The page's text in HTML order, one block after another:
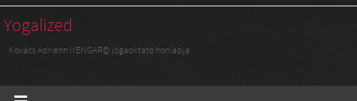
Yogalized
Kovács Adrienn IYENGAR© jógaoktató honlapja